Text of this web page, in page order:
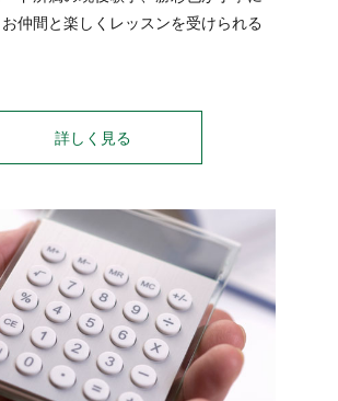
仲間と楽しくレッスンを受けられる
詳しく見る